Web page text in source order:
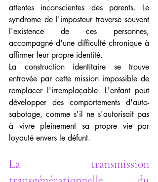
attentes inconscientes des parents. Le
syndrome de l'imposteur traverse souvent
l'existence de ces personnes,
accompagné d'une difficulté chronique à
affirmer leur propre identité.
La construction identitaire se trouve
entravée par cette mission impossible de
remplacer l'irremplaçable. L'enfant peut
développer des comportements d'auto-
sabotage, comme s'il ne s'autorisait pas
à vivre pleinement sa propre vie par
loyauté envers le défunt.
La transmission